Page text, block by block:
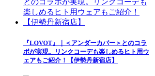
『LOVOT』｜＜アンダーカバー＞とのコラ
ボが実現。リンクコーデも楽しめるヒト用ウ
ェアもご紹介！【伊勢丹新宿店】